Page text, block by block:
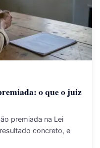
o que o juiz
premiada na Lei
concreto, e